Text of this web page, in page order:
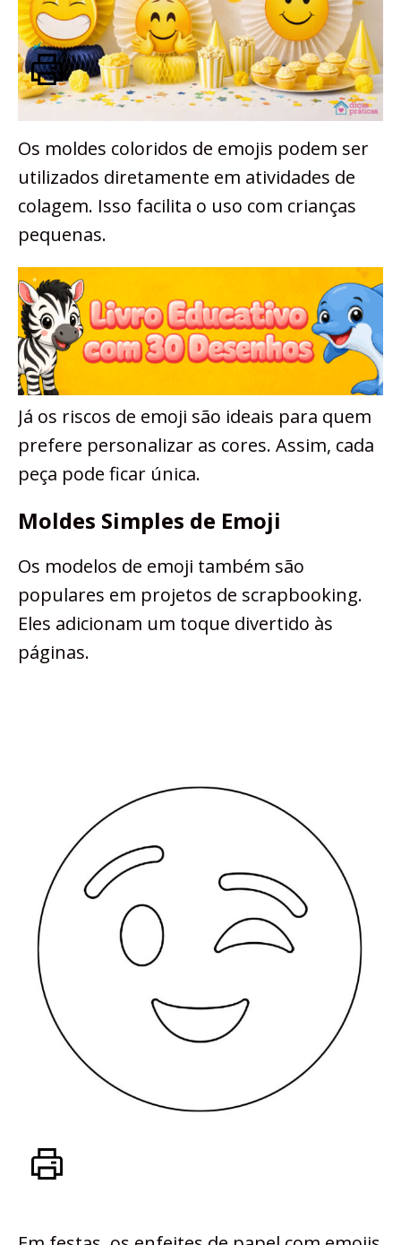
Os moldes coloridos de emojis podem ser
utilizados diretamente em atividades de
colagem. Isso facilita o uso com crianças
pequenas.
Já os riscos de emoji são ideais para quem
prefere personalizar as cores. Assim, cada
peça pode ficar única.
Moldes Simples de Emoji
Os modelos de emoji também são
populares em projetos de scrapbooking.
Eles adicionam um toque divertido às
páginas.